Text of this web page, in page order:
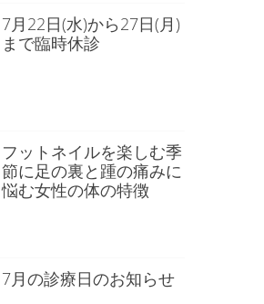
7月22日(水)から27日(月)
まで臨時休診
フットネイルを楽しむ季
節に足の裏と踵の痛みに
悩む女性の体の特徴
7月の診療日のお知らせ